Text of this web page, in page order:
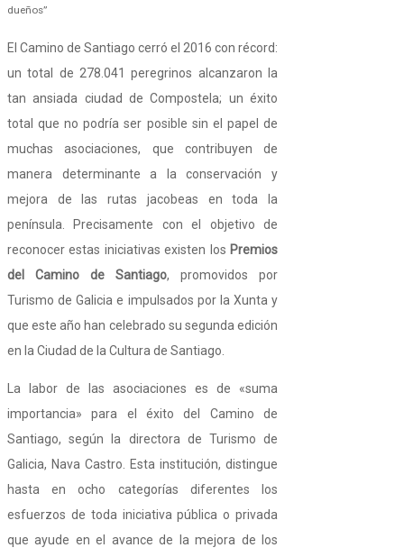
dueños”
El Camino de Santiago cerró el 2016 con récord:
un total de 278.041 peregrinos alcanzaron la
tan ansiada ciudad de Compostela; un éxito
total que no podría ser posible sin el papel de
muchas asociaciones, que contribuyen de
manera determinante a la conservación y
mejora de las rutas jacobeas en toda la
península. Precisamente con el objetivo de
reconocer estas iniciativas existen los Premios
del Camino de Santiago, promovidos por
Turismo de Galicia e impulsados por la Xunta y
que este año han celebrado su segunda edición
en la Ciudad de la Cultura de Santiago.
La labor de las asociaciones es de «suma
importancia» para el éxito del Camino de
Santiago, según la directora de Turismo de
Galicia, Nava Castro. Esta institución, distingue
hasta en ocho categorías diferentes los
esfuerzos de toda iniciativa pública o privada
que ayude en el avance de la mejora de los